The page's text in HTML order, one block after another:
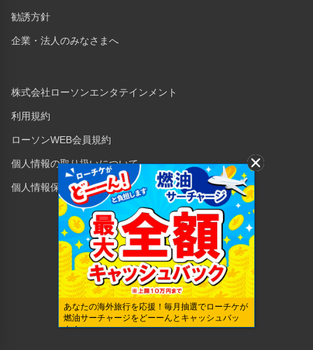
勧誘方針
企業・法人のみなさまへ
株式会社ローソンエンタテインメント
利用規約
ローソンWEB会員規約
個人情報の取り扱いについて
個人情報保護方針
Copyright © 1998 Lawson Entertainment, Inc.
あなたの海外旅行を応援！毎月抽選でローチケが
燃油サーチャージをどーーんとキャッシュバッ
ク！